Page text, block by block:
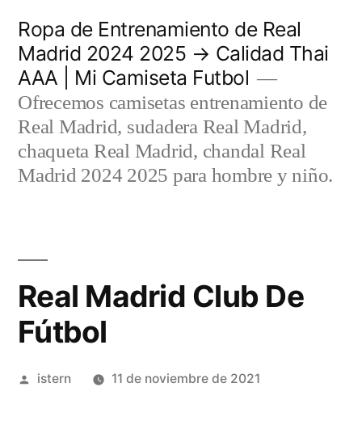
contenido
Ropa de Entrenamiento de Real
Madrid 2024 2025 → Calidad Thai
AAA | Mi Camiseta Futbol
Ofrecemos camisetas entrenamiento de
Real Madrid, sudadera Real Madrid,
chaqueta Real Madrid, chandal Real
Madrid 2024 2025 para hombre y niño.
Real Madrid Club De
Fútbol
Publicado
istern 11 de noviembre de 2021